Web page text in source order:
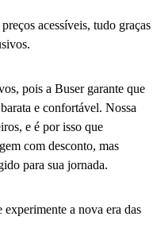
acessíveis, tudo graças
pois a Buser garante que
e confortável. Nossa
e é por isso que
com desconto, mas
para sua jornada.
a nova era das